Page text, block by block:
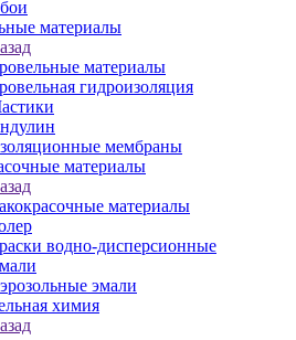
материалы
материалы
гидроизоляция
мембраны
материалы
материалы
водно-дисперсионные
эмали
химия